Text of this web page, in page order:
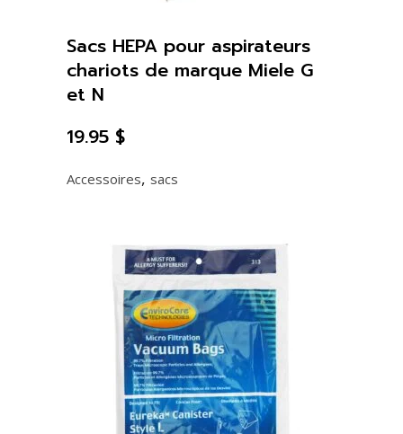
Accessoires, sacs
Sacs HEPA pour aspirateurs
chariots de marque Miele G
et N
19.95 $